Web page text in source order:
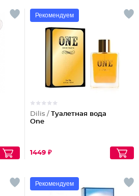
Рекомендуем
Dilis / Туалетная вода
One
1449 ₽
Рекомендуем